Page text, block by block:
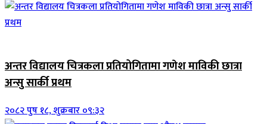
अन्तर विद्यालय चित्रकला प्रतियोगितामा गणेश माविकी छात्रा
अन्सु सार्की प्रथम
२०८२ पुष १८, शुक्रबार ०९:३२